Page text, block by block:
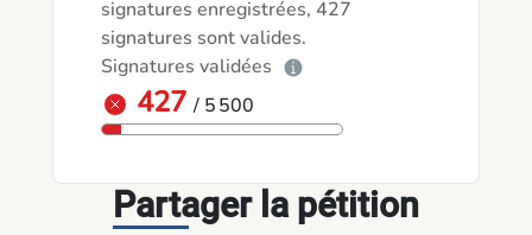
signatures enregistrées, 427
signatures sont valides.
Signatures validées
427 / 5 500
Partager la pétition